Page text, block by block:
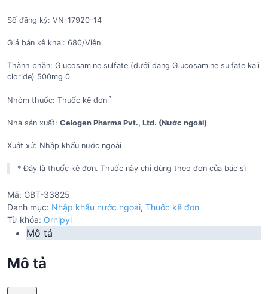
Số đăng ký: VN-17920-14
Giá bán kê khai: 680/Viên
Thành phần: Glucosamine sulfate (dưới dạng Glucosamine sulfate kali
cloride) 500mg 0
Nhóm thuốc: Thuốc kê đơn *
Nhà sản xuất: Celogen Pharma Pvt., Ltd. (Nước ngoài)
Xuất xứ: Nhập khẩu nước ngoài
* Đây là thuốc kê đơn. Thuốc này chỉ dùng theo đơn của bác sĩ
Mã: GBT-33825
Danh mục: Nhập khẩu nước ngoài, Thuốc kê đơn
Từ khóa: Ornipyl
Mô tả
Mô tả